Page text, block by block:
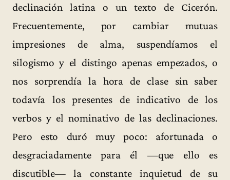
declinación latina o un texto de Cicerón.
Frecuentemente, por cambiar mutuas
impresiones de alma, suspendíamos el
silogismo y el distingo apenas empezados, o
nos sorprendía la hora de clase sin saber
todavía los presentes de indicativo de los
verbos y el nominativo de las declinaciones.
Pero esto duró muy poco: afortunada o
desgraciadamente para él —que ello es
discutible— la constante inquietud de su